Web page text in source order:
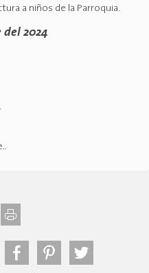
a niños de la Parroquia.
del 2024
.
.